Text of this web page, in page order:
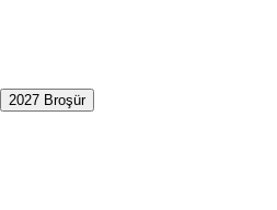
2027 Broşür